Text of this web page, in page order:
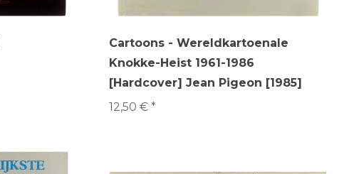
Cartoons - Wereldkartoenale
Knokke-Heist 1961-1986
[Hardcover] Jean Pigeon [1985]
12,50 € *